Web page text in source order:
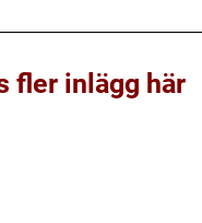
fler inlägg här